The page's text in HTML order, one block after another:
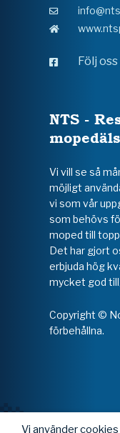
Följ
NTS -
Vi vill se så
möjligt
vi som vår
som behövs
moped till
Det har gjort
erbjuda hög
mycket god
Copyright ©
förbehållna.
Vi använder